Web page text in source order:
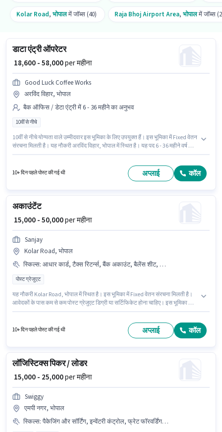
Kolar Road, भोपालमें जॉब्स (40) Raja Bhoj Airport Area, भोपालमें जॉब्स
डाटा एंट्री ऑपरेटर
₹ 18,600 - 58,000per महीना
Good Luck Coffee Works
अरविंद विहार, भोपाल
बैक ऑफिस / डेटा एंट्री में 6 - 36 महीने का अनुभव
10वीं से नीचे
10वीं से नीचे योग्यता वाले उम्मीदवार इस भूमिका के लिए उपयुक्त हैं। इस भूमिका में Fixed वेतन
संरचना मिलती है। यह नौकरी अरविंद विहार, भोपाल में स्थित है। यह पद 6 - 36 महीने वर्ष के
से हायर कर रहा है।
10+ दिन पहले पोस्ट की गई थी अप्लाई कॉल
अकाउंटेंट
₹ 15,000 - 50,000per महीना
Sanjay
Kolar Road, भोपाल
स्किल्स: आधार कार्ड, टैक्स रिटर्न्स, बैंक अकाउंट, बैलेंस शीट, ऑडिट, कैश फ्लो, बुक कीपिंग, PAN कार्ड, Tally, MS Excel
पोस्ट ग्रेजुएट
यह नौकरी Kolar Road, भोपाल में स्थित है। इस भूमिका में Fixed वेतन संरचना मिलती है।
आवेदकों के पास कम से कम पोस्ट ग्रेजुएट डिग्री या सर्टिफिकेट होना चाहिए। इस भूमिका के
लिए आवश्यक दस्तावेज़ जैसे आधार कार्ड, बैंक अकाउंट, PAN कार्ड का होना अनिवार्य है।
10+ दिन पहले पोस्ट की गई थी अप्लाई कॉल
लॉजिस्टिक्स पिकर / लोडर
₹ 15,000 - 25,000per महीना
Swiggy
एमपी नगर, भोपाल
स्किल्स: पैकेजिंग और सॉर्टिंग, इन्वेंटरी कंट्रोल, फ्रेट फॉरवर्डिंग, ऑर्डर प्रोसेसिंग, बैंक अकाउंट, PAN कार्ड, स्टॉक टेकिंग, आधार कार्ड, ऑर्डर पिकिंग